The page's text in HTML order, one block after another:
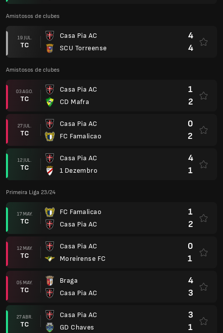
Amistosos de clubes
19 JUL.
TC
Casa Pia AC
SCU Torreense
4
4
Amistosos de clubes
03 AGO.
TC
Casa Pia AC
CD Mafra
1
2
27 JUL.
TC
Casa Pia AC
FC Famalicao
0
2
12 JUL.
TC
Casa Pia AC
1 Dezembro
4
1
Primeira Liga 23/24
17 MAY.
TC
FC Famalicao
Casa Pia AC
1
2
12 MAY.
TC
Casa Pia AC
Moreirense FC
0
1
05 MAY.
TC
Braga
Casa Pia AC
4
3
27 ABR.
TC
Casa Pia AC
GD Chaves
3
1